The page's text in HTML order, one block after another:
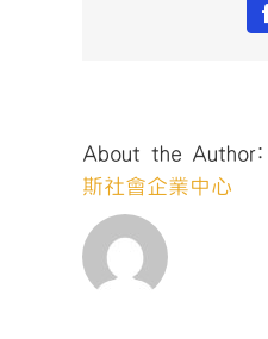
About the Author:
斯社會企業中心